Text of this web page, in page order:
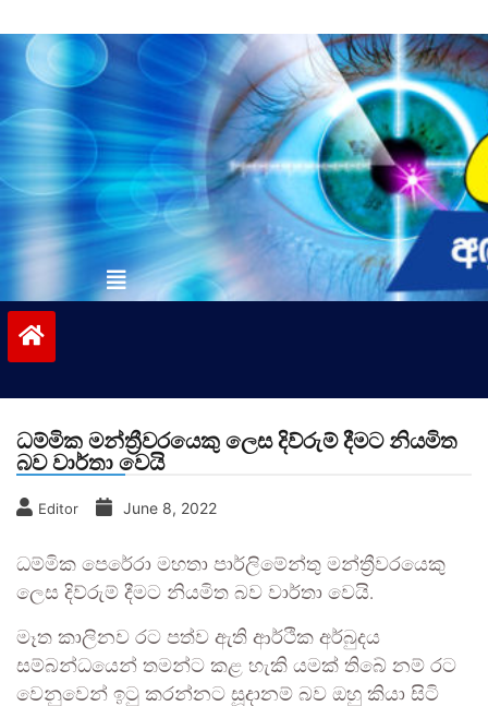
to
contentvinivida.lk
ධම්මික මන්ත්‍රීවරයෙකු ලෙස දිව්රුම් දීමට නියමිත
බව වාර්තා වෙයි
Editor June 8, 2022
ධම්මික පෙරේරා මහතා පාර්ලිමේන්තු මන්ත්‍රීවරයෙකු
ලෙස දිව්රුම් දීමට නියමිත බව වාර්තා වෙයි.
මෑත කාලිනව රට පත්ව ඇති ආර්ථික අර්බුදය
සම්බන්ධයෙන් තමන්ට කළ හැකි යමක් තිබේ නම් රට
වෙනුවෙන් ඉටු කරන්නට සූදානම් බව ඔහු කියා සිටි